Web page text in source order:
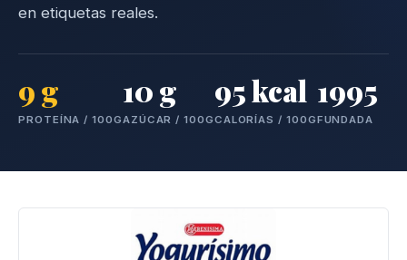
en etiquetas reales.
9 g
PROTEÍNA / 100G
10 g
AZÚCAR / 100G
95 kcal
CALORÍAS / 100G
1995
FUNDADA